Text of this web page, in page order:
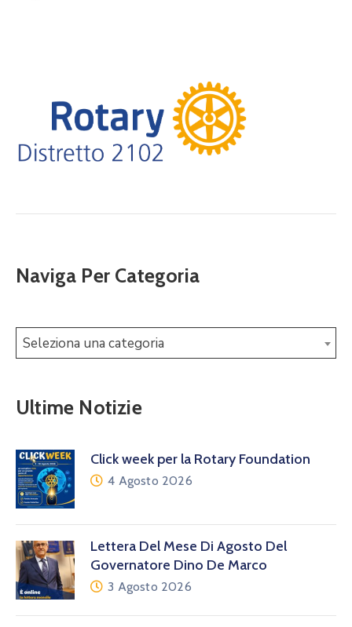
Naviga Per Categoria
Seleziona una categoria
Ultime Notizie
Click week per la Rotary Foundation
4 Agosto 2026
Lettera Del Mese Di Agosto Del
Governatore Dino De Marco
3 Agosto 2026